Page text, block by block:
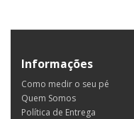
Informações
Como medir o seu pé
Quem Somos
Política de Entrega